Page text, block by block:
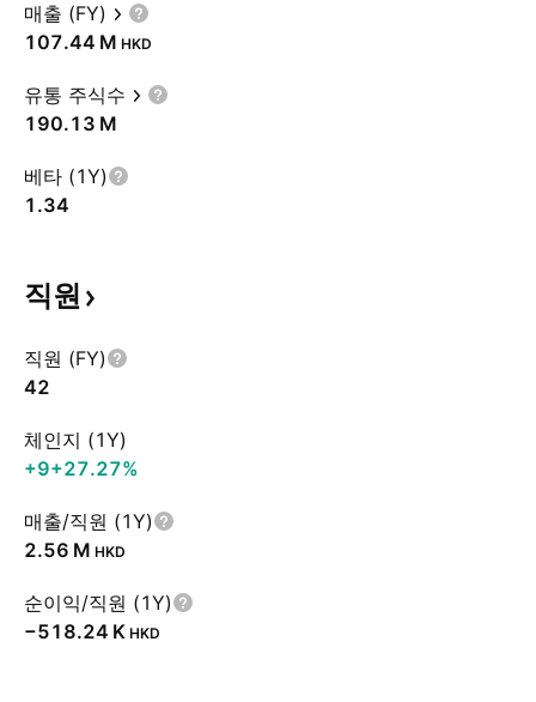
매출 (FY)
‪107.44 M‬ HKD
유통 주식수
‪190.13 M‬
베타 (1Y)
1.34
직원
직원 (FY)
42
체인지 (1Y)
+9+27.27%
매출/직원 (1Y)
‪2.56 M‬ HKD
순이익/직원 (1Y)
‪−518.24 K‬ HKD